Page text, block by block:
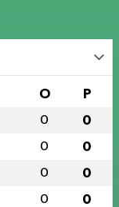
O P
0 0
0 0
0 0
0 0